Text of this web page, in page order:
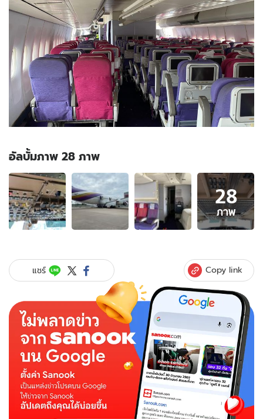
อัลบั้มภาพ 28 ภาพ
อัลบั้ม
ภาพ
28
ภาพ
ของ
เครื่อง
บิน
747
ลำละ
11.5
ล้าน
แต่ง
บ้าน
28
ภาพ
แชร์ Copy link